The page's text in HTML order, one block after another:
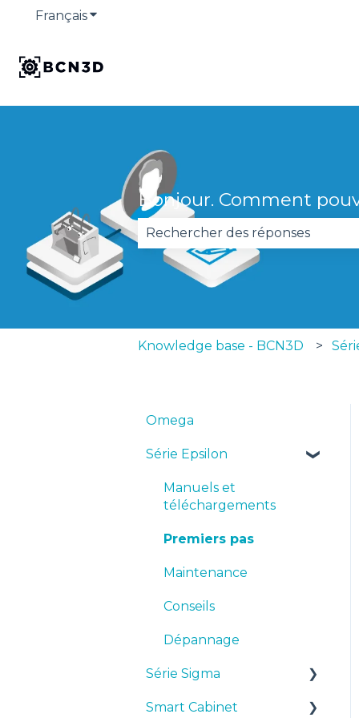
FrançaisAfficher le sous-menu pour les traductions
Bonjour. Comment
Il n'y a aucune suggestion car
Knowledge base - BCN3D
Omega
Série Epsilon
Manuels et
téléchargements
Premiers pas
Maintenance
Conseils
Dépannage
Série Sigma
Manuels et
Smart Cabinet